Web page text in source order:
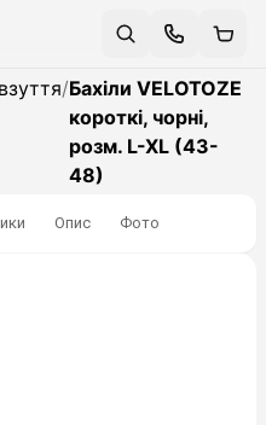
/Бахіли VELOTOZE
короткі, чорні,
розм. L-XL (43-
48)
Опис Фото